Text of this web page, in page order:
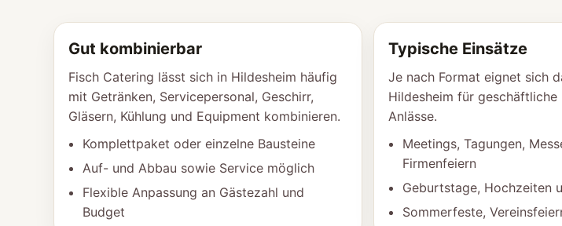
Gut kombinierbar
Fisch Catering lässt sich in Hildesheim häufig
mit Getränken, Servicepersonal, Geschirr,
Gläsern, Kühlung und Equipment kombinieren.
Komplettpaket oder einzelne Bausteine
Auf- und Abbau sowie Service möglich
Flexible Anpassung an Gästezahl und
Budget
Typische Einsätze
Je nach Format eignet sich
Hildesheim für
Anlässe.
Meetings, Tagungen,
Firmenfeiern
Geburtstage, Hochzeiten
Sommerfeste,